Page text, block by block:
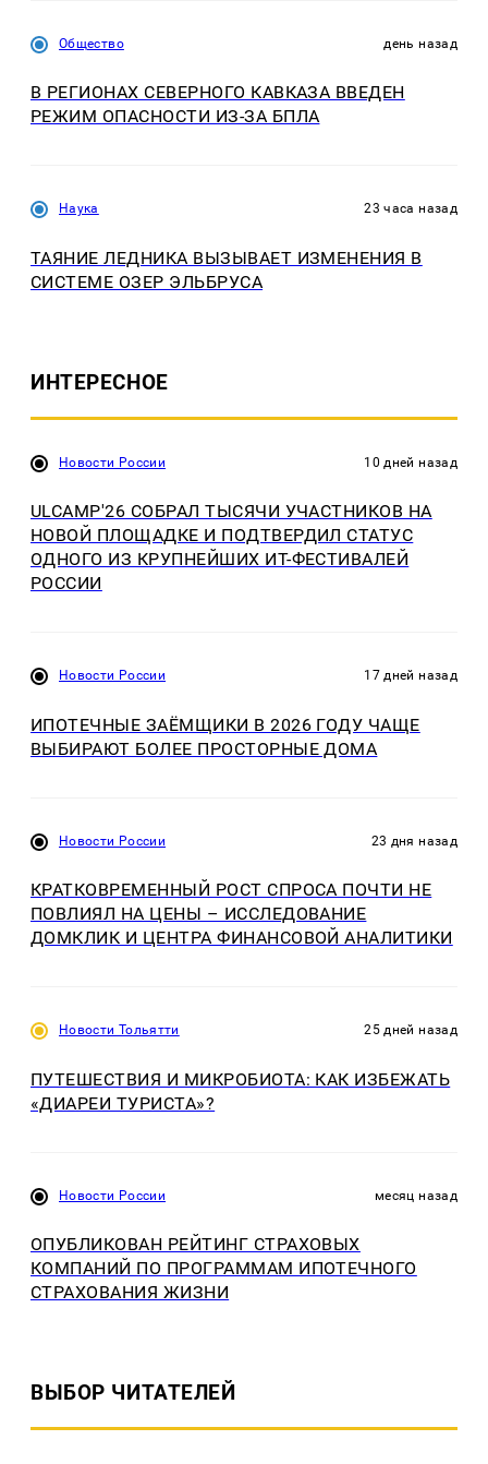
Общество день назад
В РЕГИОНАХ СЕВЕРНОГО КАВКАЗА ВВЕДЕН
РЕЖИМ ОПАСНОСТИ ИЗ-ЗА БПЛА
Наука 23 часа назад
ТАЯНИЕ ЛЕДНИКА ВЫЗЫВАЕТ ИЗМЕНЕНИЯ В
СИСТЕМЕ ОЗЕР ЭЛЬБРУСА
ИНТЕРЕСНОЕ
Новости России 10 дней назад
ULCAMP'26 СОБРАЛ ТЫСЯЧИ УЧАСТНИКОВ НА
НОВОЙ ПЛОЩАДКЕ И ПОДТВЕРДИЛ СТАТУС
ОДНОГО ИЗ КРУПНЕЙШИХ ИТ-ФЕСТИВАЛЕЙ
РОССИИ
Новости России 17 дней назад
ИПОТЕЧНЫЕ ЗАЁМЩИКИ В 2026 ГОДУ ЧАЩЕ
ВЫБИРАЮТ БОЛЕЕ ПРОСТОРНЫЕ ДОМА
Новости России 23 дня назад
КРАТКОВРЕМЕННЫЙ РОСТ СПРОСА ПОЧТИ НЕ
ПОВЛИЯЛ НА ЦЕНЫ – ИССЛЕДОВАНИЕ
ДОМКЛИК И ЦЕНТРА ФИНАНСОВОЙ АНАЛИТИКИ
Новости Тольятти 25 дней назад
ПУТЕШЕСТВИЯ И МИКРОБИОТА: КАК ИЗБЕЖАТЬ
«ДИАРЕИ ТУРИСТА»?
Новости России месяц назад
ОПУБЛИКОВАН РЕЙТИНГ СТРАХОВЫХ
КОМПАНИЙ ПО ПРОГРАММАМ ИПОТЕЧНОГО
СТРАХОВАНИЯ ЖИЗНИ
ВЫБОР ЧИТАТЕЛЕЙ